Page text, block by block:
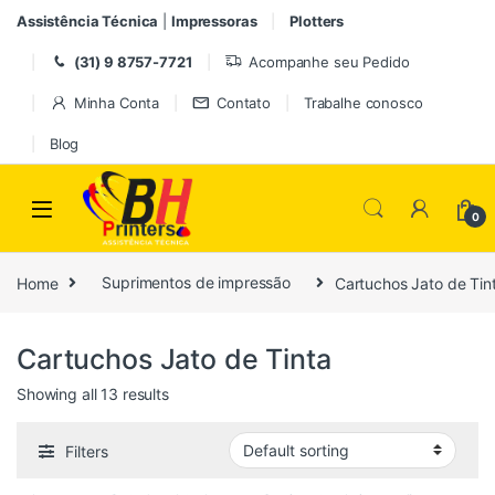
Pular para navegação
Ir para o conteúdo
Assistência Técnica Impressoras Plotters
(31) 9 8757-7721 Acompanhe seu Pedido
Minha Conta Contato Trabalhe conosco
Blog
0
Home Suprimentos de impressão Cartuchos Jato de
Cartuchos Jato de Tinta
Showing all 13 results
Filters